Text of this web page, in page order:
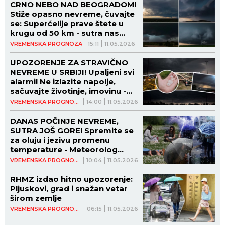
VREMENSKA PROGNOZA 15:11 11.05.2026
CRNO NEBO NAD BEOGRADOM!
Stiže opasno nevreme, čuvajte
se: Superćelije prave štete u
krugu od 50 km - sutra nas
čeka kataklizma (MAPE)
VREMENSKA PROGNOZA 14:00 11.05.2026
UPOZORENJE ZA STRAVIČNO
NEVREME U SRBIJI! Upaljeni svi
alarmi! Ne izlazite napolje,
sačuvajte životinje, imovinu -
ovo su uputstva! (FOTO)
VREMENSKA PROGNOZA 10:04 11.05.2026
DANAS POČINJE NEVREME,
SUTRA JOŠ GORE! Spremite se
za oluju i jezivu promenu
temperature - Meteorolog
upozorio!
VREMENSKA PROGNOZA 06:15 11.05.2026
RHMZ izdao hitno upozorenje:
Pljuskovi, grad i snažan vetar
širom zemlje